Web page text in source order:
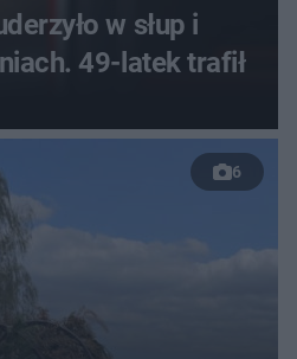
w słup i
49-latek trafił
6